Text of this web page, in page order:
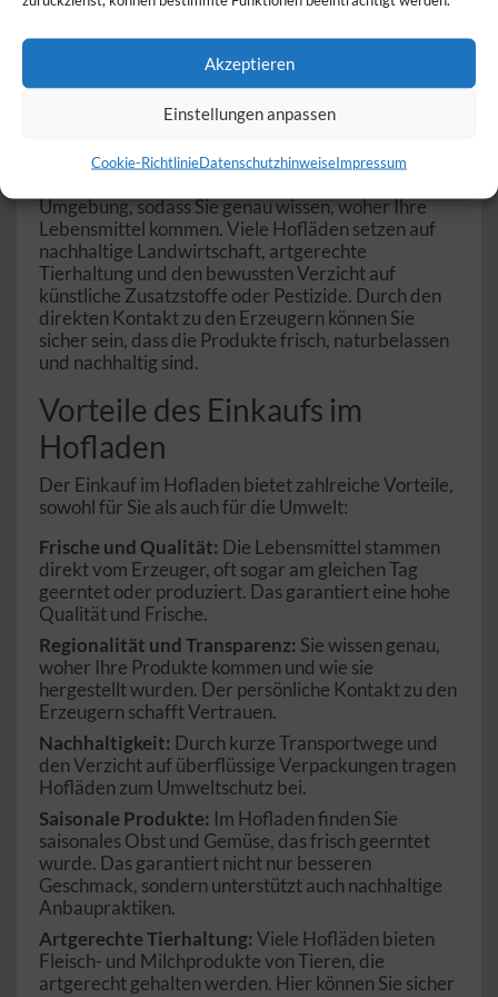
Akzeptieren
Einstellungen anpassen
Cookie-RichtlinieDatenschutzhinweiseImpressum
Was macht einen Hofladen
besonders?
Ein Hofladen ist mehr als nur ein Ort, an dem Sie
Transparenz und Regionalität. Die Produkte
Umgebung, sodass Sie genau wissen, woher Ihre
Lebensmittel kommen. Viele Hofläden setzen auf
nachhaltige Landwirtschaft, artgerechte
Tierhaltung und den bewussten Verzicht auf
künstliche Zusatzstoffe oder Pestizide. Durch den
direkten Kontakt zu den Erzeugern können Sie
sicher sein, dass die Produkte frisch, naturbelassen
und nachhaltig sind.
Vorteile des Einkaufs im
Hofladen
Der Einkauf im Hofladen bietet zahlreiche Vorteile,
sowohl für Sie als auch für die Umwelt:
Frische und Qualität: Die Lebensmittel stammen
direkt vom Erzeuger, oft sogar am gleichen Tag
geerntet oder produziert. Das garantiert eine hohe
Qualität und Frische.
Regionalität und Transparenz: Sie wissen genau,
woher Ihre Produkte kommen und wie sie
hergestellt wurden. Der persönliche Kontakt zu den
Erzeugern schafft Vertrauen.
Nachhaltigkeit: Durch kurze Transportwege und
den Verzicht auf überflüssige Verpackungen tragen
Hofläden zum Umweltschutz bei.
Saisonale Produkte: Im Hofladen finden Sie
saisonales Obst und Gemüse, das frisch geerntet
wurde. Das garantiert nicht nur besseren
Geschmack, sondern unterstützt auch nachhaltige
Anbaupraktiken.
Artgerechte Tierhaltung:Viele Hofläden bieten
Fleisch- und Milchprodukte von Tieren, die
artgerecht gehalten werden. Hier können Sie sicher